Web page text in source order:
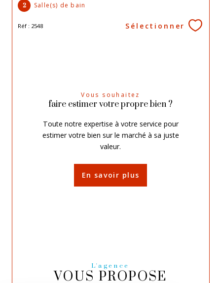
2 Salle(s) de bain
Réf : 2548 Sélectionner
Vous souhaitez
faire estimer votre propre bien ?
Toute notre expertise à votre service pour
estimer votre bien sur le marché à sa juste
valeur.
En savoir plus
L'agence
VOUS PROPOSE